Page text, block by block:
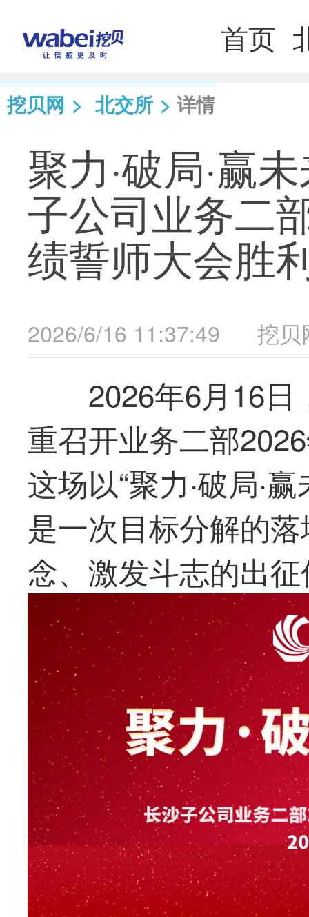
首页
挖贝网 > 北交所 > 详情
聚力·破局·赢
子公司业务二
绩誓师大会胜
2026/6/16 11:37:49 挖贝
2026年6月16日
重召开业务二部
这场以“聚力·破局·
是一次目标分解的
念、激发斗志的出